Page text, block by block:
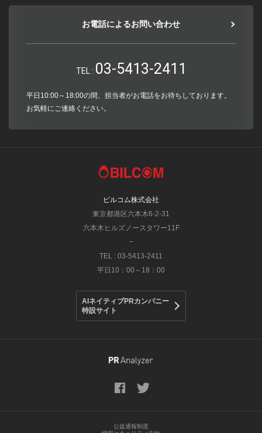
お電話によるお問い合わせ
TEL : 03-5413-2411
平日10:00～18:00の間、担当者がお電話をお待ちしております。
お気軽にご連絡ください。
ビルコム株式会社
東京都港区六本木6-2-31
六本木ヒルズノースタワー11F
−
TEL : 03-5413-2411
平日10：00～18：00
AIネイティブPRカンパニー
特設サイト
公益通報制度